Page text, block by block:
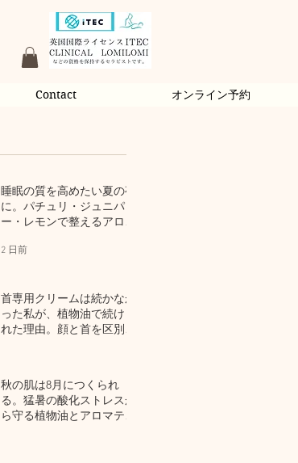
Contact オンライン予約
睡眠の質を高めたい夏の夜
に。パチュリ・ジュニパ
ー・レモンで整えるアロマ
2 日前
首専用クリームは続かなか
った私が、植物油で続けら
れた理由。顔と首を区別し
秋の肌は8月につくられ
る。猛暑の酸化ストレスか
ら守る植物油とアロマテラ